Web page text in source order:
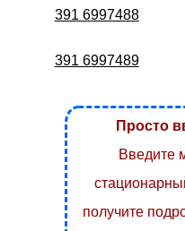
391 6997488
391 6997489
Просто
Введите
получите